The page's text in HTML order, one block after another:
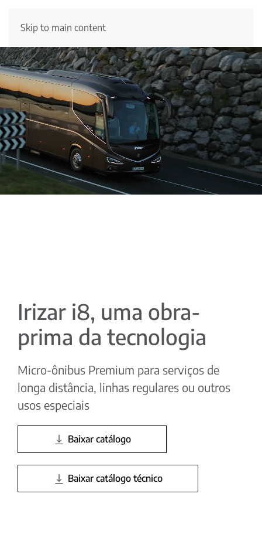
Skip to main content
Irizar i8, uma obra-
prima da tecnologia
Micro-ônibus Premium para serviços de
longa distância, linhas regulares ou outros
usos especiais
Baixar catálogo
Baixar catálogo técnico